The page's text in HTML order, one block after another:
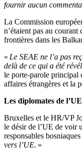
fournir aucun
La Commission
n’étaient pas au
frontières dans les
« Le SEAE ne l’a pas
delà de ce qui a été
le porte-parole principal
affaires étrangères et la
Les diplomates de
Bruxelles et le HR/VP
le désir de l’UE de voir
responsables
vers l’UE. »